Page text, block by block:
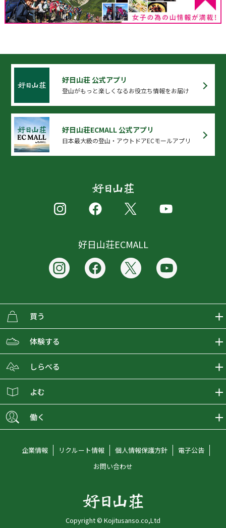
好日山荘 公式アプリ
登山がもっと楽しくなるお役立ち情報をお届け
好日山荘ECMALL 公式アプリ
日本最大級の登山・アウトドアECモールアプリ
好日山荘ECMALL
買う
ECMALLの商品をさがす
取り扱いブランド一覧
ショップブログ
会員募集
体験する
おとな女子登山部
グラビティリサーチ
しらべる
登山レポート
オンラインコンシェルジュ
よむ
好日山荘マガジン
働く
アルバイト採用情報
企業情報 リクルート情報 個人情報保護方針
電子公告
お問い合わせ
Copyright © Kojitusanso.co,Ltd